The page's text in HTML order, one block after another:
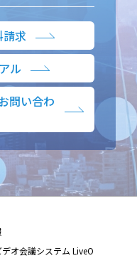
求
ル
問い合わ
オ会議システム LiveO